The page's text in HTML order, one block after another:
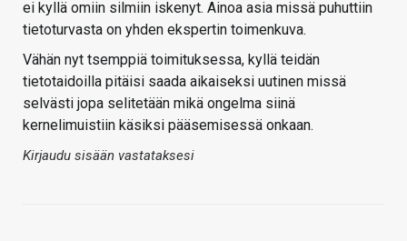
ei kyllä omiin silmiin iskenyt. Ainoa asia missä puhuttiin
tietoturvasta on yhden ekspertin toimenkuva.
Vähän nyt tsemppiä toimituksessa, kyllä teidän
tietotaidoilla pitäisi saada aikaiseksi uutinen missä
selvästi jopa selitetään mikä ongelma siinä
kernelimuistiin käsiksi pääsemisessä onkaan.
Kirjaudu sisään vastataksesi